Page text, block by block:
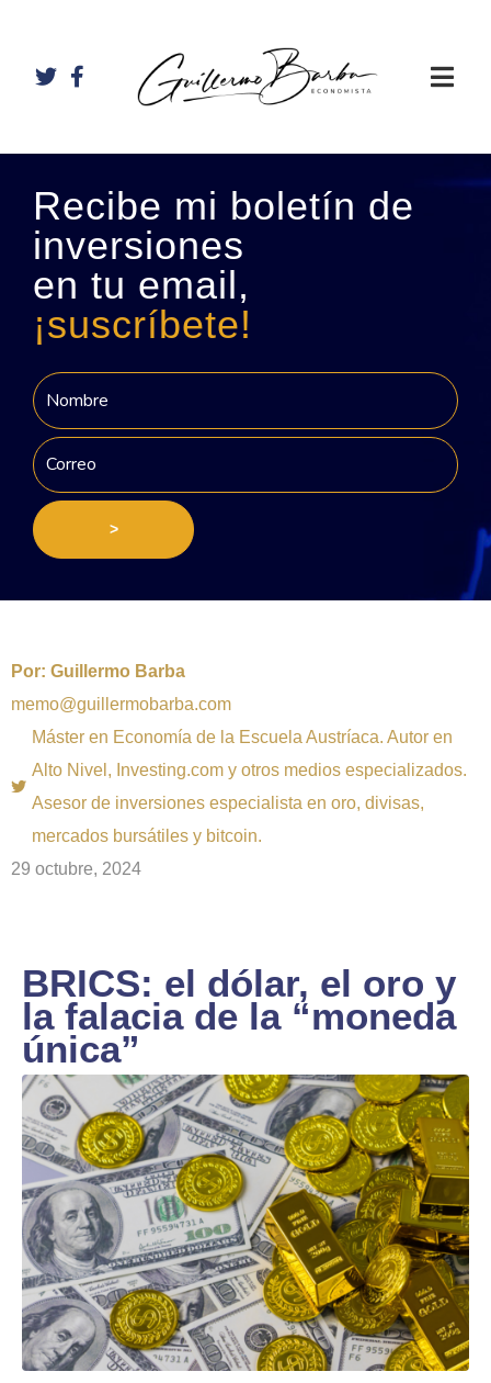
Recibe mi boletín de
inversiones
en tu email,
¡suscríbete!
>
Por: Guillermo Barba
memo@guillermobarba.com
Máster en Economía de la Escuela Austríaca. Autor en
Alto Nivel, Investing.com y otros medios especializados.
Asesor de inversiones especialista en oro, divisas,
mercados bursátiles y bitcoin.
29 octubre, 2024
BRICS: el dólar, el oro y
la falacia de la “moneda
única”